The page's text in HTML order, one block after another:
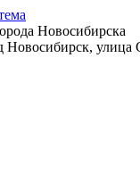
Новосибирска
Новосибирск,